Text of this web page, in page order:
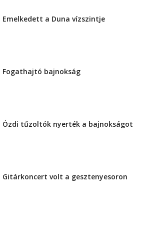
Emelkedett a Duna vízszintje
Fogathajtó bajnokság
Ózdi tűzoltók nyerték a bajnokságot
Gitárkoncert volt a gesztenyesoron